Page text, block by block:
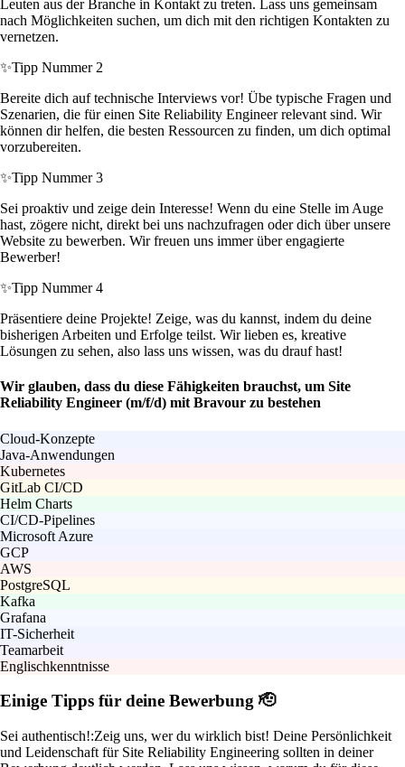
Leuten aus der Branche in Kontakt zu treten. Lass uns gemeinsam
nach Möglichkeiten suchen, um dich mit den richtigen Kontakten zu
vernetzen.
✨Tipp Nummer 2
Bereite dich auf technische Interviews vor! Übe typische Fragen und
Szenarien, die für einen Site Reliability Engineer relevant sind. Wir
können dir helfen, die besten Ressourcen zu finden, um dich optimal
vorzubereiten.
✨Tipp Nummer 3
Sei proaktiv und zeige dein Interesse! Wenn du eine Stelle im Auge
hast, zögere nicht, direkt bei uns nachzufragen oder dich über unsere
Website zu bewerben. Wir freuen uns immer über engagierte
Bewerber!
✨Tipp Nummer 4
Präsentiere deine Projekte! Zeige, was du kannst, indem du deine
bisherigen Arbeiten und Erfolge teilst. Wir lieben es, kreative
Lösungen zu sehen, also lass uns wissen, was du drauf hast!
Wir glauben, dass du diese Fähigkeiten brauchst, um Site
Reliability Engineer (m/f/d) mit Bravour zu bestehen
Cloud-Konzepte
Java-Anwendungen
Kubernetes
GitLab CI/CD
Helm Charts
CI/CD-Pipelines
Microsoft Azure
GCP
AWS
PostgreSQL
Kafka
Grafana
IT-Sicherheit
Teamarbeit
Englischkenntnisse
Einige Tipps für deine Bewerbung 🫡
Sei authentisch!:Zeig uns, wer du wirklich bist! Deine Persönlichkeit
und Leidenschaft für Site Reliability Engineering sollten in deiner